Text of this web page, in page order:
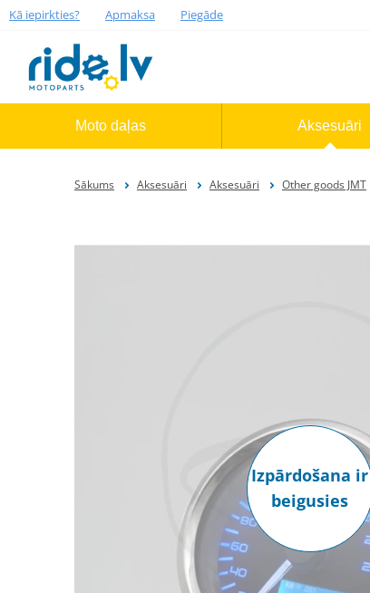
Kā iepirkties? Apmaksa Piegāde
Moto daļas Aksesuāri
Sākums Aksesuāri Aksesuāri Other goods JMT
Izpārdošana ir
beigusies